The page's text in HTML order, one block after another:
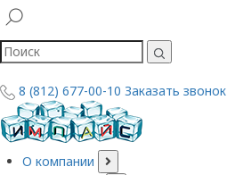
8 (812) 677-00-10 Заказать звонок
О компании